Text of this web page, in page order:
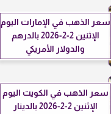
سعر الذهب في الإمارات اليوم
الإثنين 2-2-2026 بالدرهم
والدولار الأمريكي
سعر الذهب في الكويت اليوم
الإثنين 2-2-2026 بالدينار